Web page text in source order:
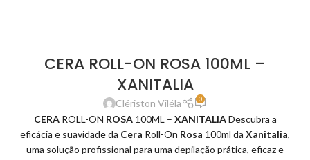
CERA ROLL-ON ROSA 100ML –
XANITALIA
Clériston Viléla 0
CERAROLL-ON ROSA100ML – XANITALIADescubra a
eficácia e suavidade da Cera Roll-On Rosa 100ml da Xanitalia,
uma solução profissional para uma depilação prática, eficaz e